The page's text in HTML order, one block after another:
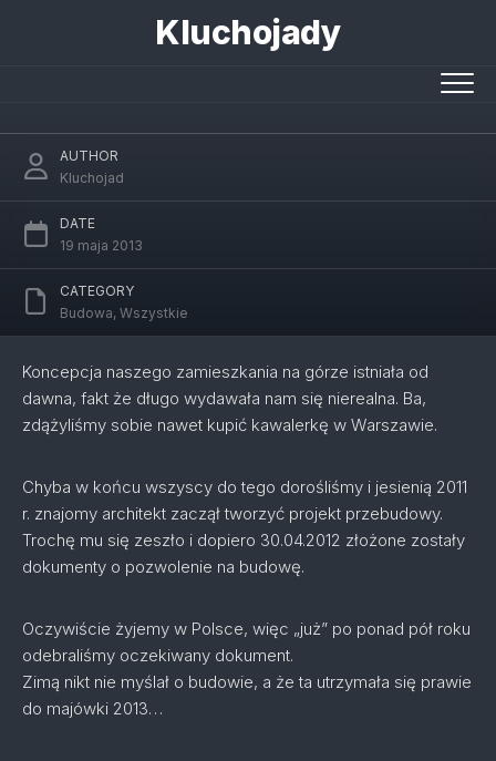
Kluchojady
AUTHOR
Kluchojad
DATE
19 maja 2013
CATEGORY
Budowa, Wszystkie
Koncepcja naszego zamieszkania na górze istniała od
dawna, fakt że długo wydawała nam się nierealna. Ba,
zdążyliśmy sobie nawet kupić kawalerkę w Warszawie.
Chyba w końcu wszyscy do tego dorośliśmy i jesienią 2011
r. znajomy architekt zaczął tworzyć projekt przebudowy.
Trochę mu się zeszło i dopiero 30.04.2012 złożone zostały
dokumenty o pozwolenie na budowę.
Oczywiście żyjemy w Polsce, więc „już” po ponad pół roku
odebraliśmy oczekiwany dokument.
Zimą nikt nie myślał o budowie, a że ta utrzymała się prawie
do majówki 2013…